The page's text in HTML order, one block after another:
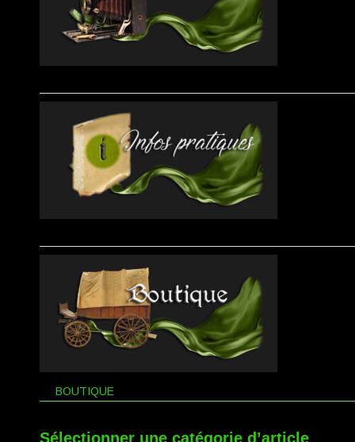
BOUTIQUE
Sélectionner une catégorie d’article